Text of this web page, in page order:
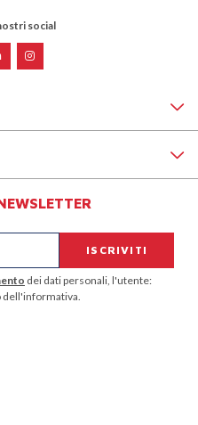
social
dei dati personali, l'utente:
dell'informativa.